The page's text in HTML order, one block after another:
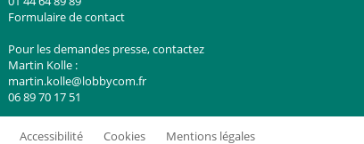
Formulaire de contact
Pour les demandes presse, contactez
Martin Kolle :
martin.kolle@lobbycom.fr
06 89 70 17 51
Accessibilité Cookies Mentions légales